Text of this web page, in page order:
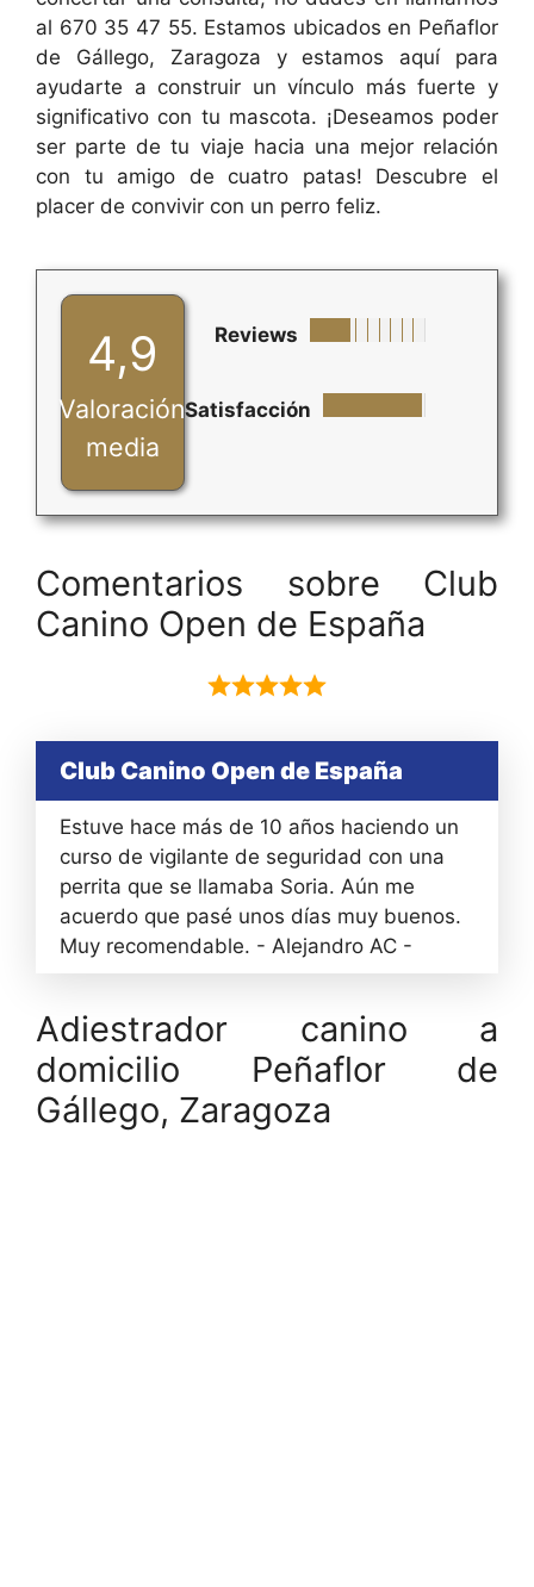
al 670 35 47 55. Estamos ubicados en Peñaflor
de Gállego, Zaragoza y estamos aquí para
ayudarte a construir un vínculo más fuerte y
significativo con tu mascota. ¡Deseamos poder
ser parte de tu viaje hacia una mejor relación
con tu amigo de cuatro patas! Descubre el
placer de convivir con un perro feliz.
4,9
Valoración
media
Reviews
Satisfacción
Comentarios sobre Club
Canino Open de España
Club Canino Open de España
Estuve hace más de 10 años haciendo un
curso de vigilante de seguridad con una
perrita que se llamaba Soria. Aún me
acuerdo que pasé unos días muy buenos.
Muy recomendable. - Alejandro AC -
Adiestrador canino a
domicilio Peñaflor de
Gállego, Zaragoza